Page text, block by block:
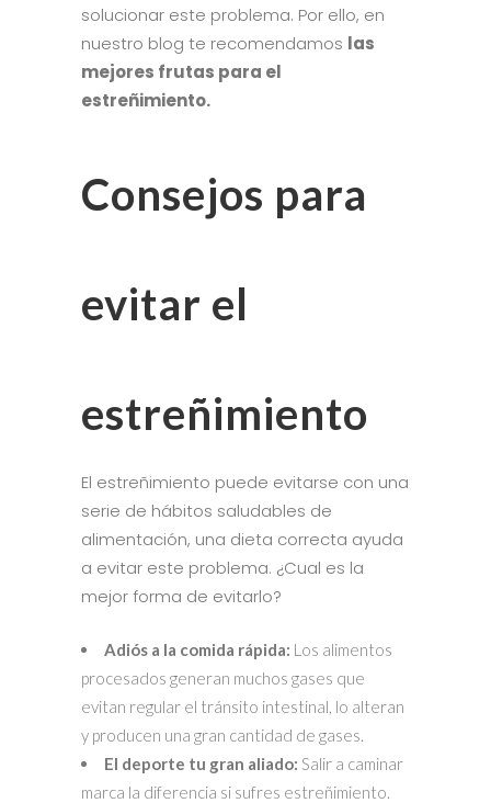
solucionar este problema. Por ello, en
nuestro blog te recomendamos las
mejores frutas para el
estreñimiento.
Consejos para
evitar el
estreñimiento
El estreñimiento puede evitarse con una
serie de hábitos saludables de
alimentación, una dieta correcta ayuda
a evitar este problema. ¿Cual es la
mejor forma de evitarlo?
Adiós a la comida rápida: Los alimentos
procesados generan muchos gases que
evitan regular el tránsito intestinal, lo alteran
y producen una gran cantidad de gases.
El deporte tu gran aliado: Salir a caminar
marca la diferencia si sufres estreñimiento.